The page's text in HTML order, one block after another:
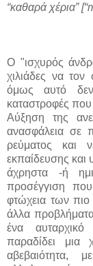
“καθαρά χέρια”
Ο "ισχυρός
χιλιάδες να τον
όμως αυτό δεν
καταστροφές που
Αύξηση της
ανασφάλεια σε
ρεύματος και
εκπαίδευσης και
άχρηστα -ή
προσέγγιση
φτώχεια των
άλλα
ένα αυταρχικό
παραδίδει
αβεβαιότητα,